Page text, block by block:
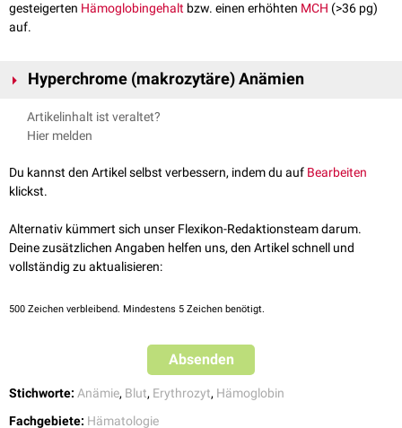
gesteigerten Hämoglobingehalt bzw. einen erhöhten MCH (>36 pg)
auf.
Hyperchrome (makrozytäre) Anämien
Mögliche Ursachen für eine hyperchrome Anämie sind:
megaloblastäre Anämien
Medikamente: z.B.Cytosinarabinosid Azathioprin,Hydroxyurea
Zidovudin
einigeakute myeloische Leukämien(AML) undmyelodysplastische
Syndrome(MDS)
hereditäre Orotazidurie
Artikelinhalt ist veraltet?
Hier melden
Du kannst den Artikel selbst verbessern, indem du auf Bearbeiten
klickst.
Alternativ kümmert sich unser Flexikon-Redaktionsteam darum.
Deine zusätzlichen Angaben helfen uns, den Artikel schnell und
vollständig zu aktualisieren:
500 Zeichen verbleibend. Mindestens 5 Zeichen benötigt.
Absenden
Stichworte: Anämie, Blut, Erythrozyt, Hämoglobin
Fachgebiete: Hämatologie